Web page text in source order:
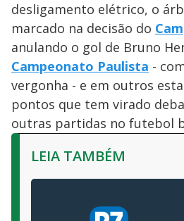
desligamento elétrico, o
marcado na decisão do
anulando o gol de Bruno
Campeonato Paulista -
vergonha - e em outros
pontos que tem virado
outras partidas no futebol
LEIA TAMBÉM